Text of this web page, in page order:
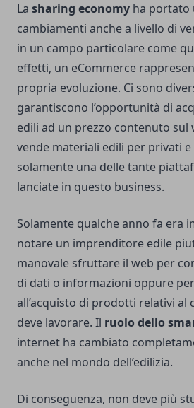
La sharing economy ha portato
cambiamenti anche a livello di
in un campo particolare come
effetti, un eCommerce
propria evoluzione. Ci sono
garantiscono l’opportunità di
edili ad un prezzo contenuto sul
vende materiali edili per privati e
solamente una delle tante
lanciate in questo business.
Solamente qualche anno fa era
notare un imprenditore edile
manovale sfruttare il web per
di dati o informazioni oppure
all’acquisto di prodotti relativi al
deve lavorare. Il ruolo dello
internet ha cambiato
anche nel mondo dell’edilizia.
Di conseguenza, non deve più